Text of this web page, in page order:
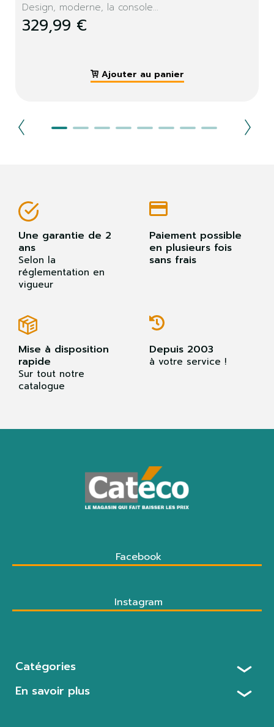
Design, moderne, la console...
329,99 €
Ajouter au panier
Une garantie de 2
ans
Selon la
réglementation en
vigueur
Paiement possible
en plusieurs fois
sans frais
Mise à disposition
rapide
Sur tout notre
catalogue
Depuis 2003
à votre service !
Facebook
Instagram
Catégories
En savoir plus